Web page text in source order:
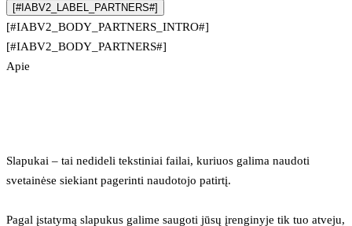
[#IABV2_LABEL_PARTNERS#]
[#IABV2_BODY_PARTNERS_INTRO#]
[#IABV2_BODY_PARTNERS#]
Apie
Slapukai – tai nedideli tekstiniai failai, kuriuos galima naudoti
svetainėse siekiant pagerinti naudotojo patirtį.
Pagal įstatymą slapukus galime saugoti jūsų įrenginyje tik tuo atveju,